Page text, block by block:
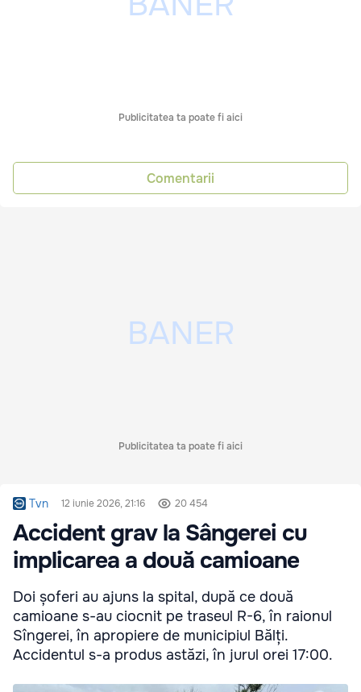
Publicitatea ta poate fi aici
Comentarii
Publicitatea ta poate fi aici
Tvn 12 iunie 2026, 21:16 20 454
Accident grav la Sângerei cu
implicarea a două camioane
Doi șoferi au ajuns la spital, după ce două
camioane s-au ciocnit pe traseul R-6, în raionul
Sîngerei, în apropiere de municipiul Bălți.
Accidentul s-a produs astăzi, în jurul orei 17:00.